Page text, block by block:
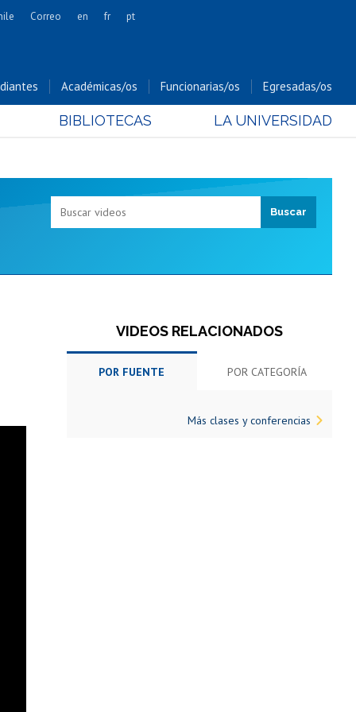
Cs. Forestales y Conservación
Cs. Sociales
Gobierno
Bachillerato
Correo en fr pt
Académicas/os Funcionarias/os Egresadas/os
BIBLIOTECAS LA UNIVERSIDAD
VIDEOS RELACIONADOS
POR FUENTE POR CATEGORÍA
Más clases y conferencias